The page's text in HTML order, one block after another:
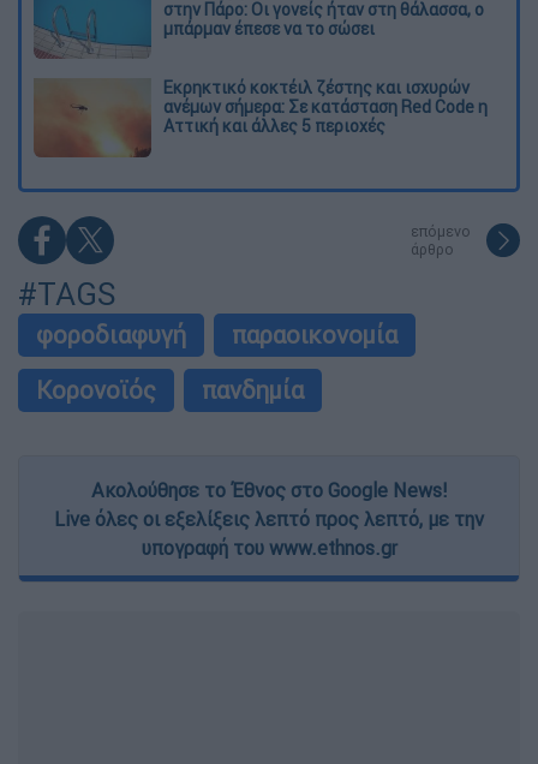
στην Πάρο: Οι γονείς ήταν στη θάλασσα, ο
μπάρμαν έπεσε να το σώσει
Εκρηκτικό κοκτέιλ ζέστης και ισχυρών
ανέμων σήμερα: Σε κατάσταση Red Code η
Αττική και άλλες 5 περιοχές
επόμενο
άρθρο
#TAGS
φοροδιαφυγή
παραοικονομία
Κορονοϊός
πανδημία
Ακολούθησε το Έθνος στο Google News!
Live όλες οι εξελίξεις λεπτό προς λεπτό, με την
υπογραφή του www.ethnos.gr